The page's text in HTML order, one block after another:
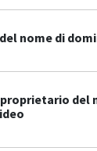
nome di
del